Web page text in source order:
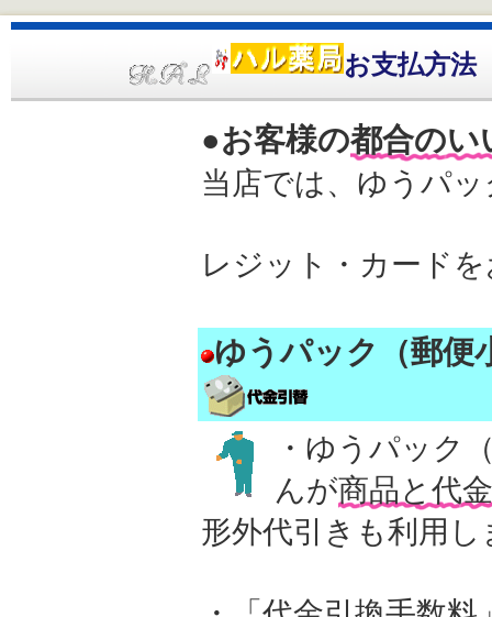
お支払方法
●お客様の都合のい
当店では、ゆうパ
レジット・カード
ゆうパック（郵便
・ゆうパック
んが商品と代
形外代引きも利用し